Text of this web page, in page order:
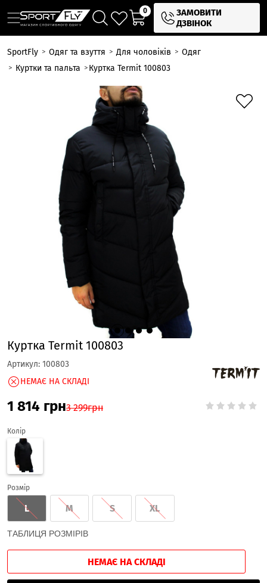
0
ЗАМОВИТИ
ДЗВІНОК
SportFly Одяг та взуття Для чоловіків
Одяг
Куртки та пальта
Куртка Termit 100803
Куртка Termit 100803
Артикул: 100803
НЕМАЄ НА СКЛАДІ
1 814 грн3 299грн
Колір
Розмір
L M S XL
ТАБЛИЦЯ РОЗМІРІВ
НЕМАЄ НА СКЛАДІ